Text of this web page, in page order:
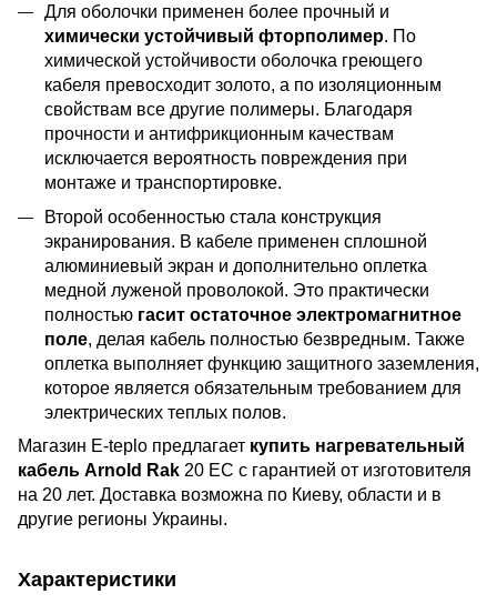
Для оболочки применен более прочный и
химически устойчивый фторполимер. По
химической устойчивости оболочка греющего
кабеля превосходит золото, а по изоляционным
свойствам все другие полимеры. Благодаря
прочности и антифрикционным качествам
исключается вероятность повреждения при
монтаже и транспортировке.
Второй особенностью стала конструкция
экранирования. В кабеле применен сплошной
алюминиевый экран и дополнительно оплетка
медной луженой проволокой. Это практически
полностью гасит остаточное электромагнитное
поле, делая кабель полностью безвредным. Также
оплетка выполняет функцию защитного заземления,
которое является обязательным требованием для
электрических теплых полов.
Магазин E-teplo предлагает купить нагревательный
кабель Arnold Rak 20 EC с гарантией от изготовителя
на 20 лет. Доставка возможна по Киеву, области и в
другие регионы Украины.
Характеристики